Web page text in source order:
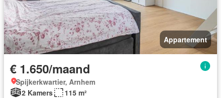
Appartement
€ 1.650/maand
Spijkerkwartier, Arnhem
2 Kamers
115 m²